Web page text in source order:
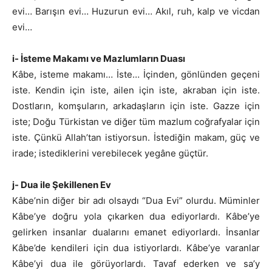
evi… Barışın evi… Huzurun evi… Akıl, ruh, kalp ve vicdan
evi…
i- İsteme Makamı ve Mazlumların Duası
Kâbe, isteme makamı… İste… İçinden, gönlünden geçeni
iste. Kendin için iste, ailen için iste, akraban için iste.
Dostların, komşuların, arkadaşların için iste. Gazze için
iste; Doğu Türkistan ve diğer tüm mazlum coğrafyalar için
iste. Çünkü Allah’tan istiyorsun. İstediğin makam, güç ve
irade; istediklerini verebilecek yegâne güçtür.
j- Dua ile Şekillenen Ev
Kâbe’nin diğer bir adı olsaydı “Dua Evi” olurdu. Müminler
Kâbe’ye doğru yola çıkarken dua ediyorlardı. Kâbe’ye
gelirken insanlar dualarını emanet ediyorlardı. İnsanlar
Kâbe’de kendileri için dua istiyorlardı. Kâbe’ye varanlar
Kâbe’yi dua ile görüyorlardı. Tavaf ederken ve sa’y